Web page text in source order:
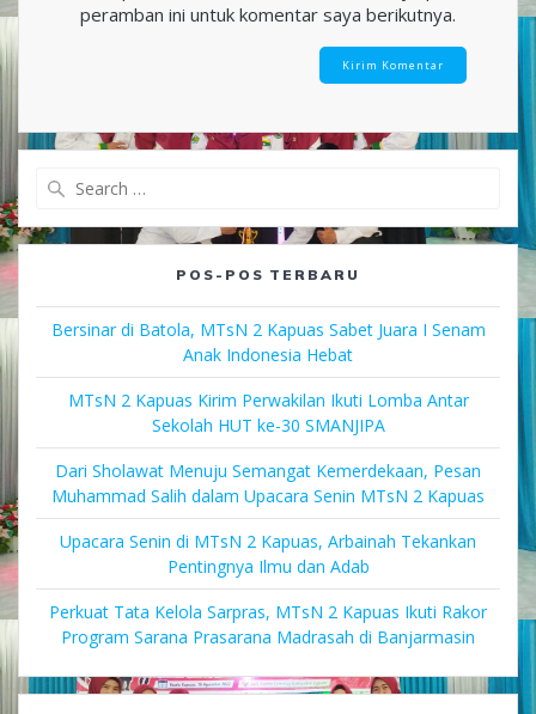
peramban ini untuk komentar saya berikutnya.
POS-POS TERBARU
Bersinar di Batola, MTsN 2 Kapuas Sabet Juara I Senam
Anak Indonesia Hebat
MTsN 2 Kapuas Kirim Perwakilan Ikuti Lomba Antar
Sekolah HUT ke-30 SMANJIPA
Dari Sholawat Menuju Semangat Kemerdekaan, Pesan
Muhammad Salih dalam Upacara Senin MTsN 2 Kapuas
Upacara Senin di MTsN 2 Kapuas, Arbainah Tekankan
Pentingnya Ilmu dan Adab
Perkuat Tata Kelola Sarpras, MTsN 2 Kapuas Ikuti Rakor
Program Sarana Prasarana Madrasah di Banjarmasin